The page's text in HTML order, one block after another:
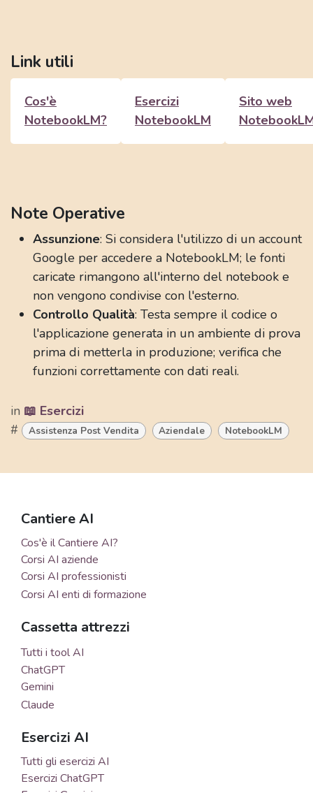
Link utili
Cos'è
NotebookLM?
Esercizi
NotebookLM
Sito web
Note Operative
Assunzione: Si considera l'utilizzo di un account
Google per accedere a NotebookLM; le fonti
caricate rimangono all'interno del notebook e
non vengono condivise con l'esterno.
Controllo Qualità: Testa sempre il codice o
l'applicazione generata in un ambiente di prova
prima di metterla in produzione; verifica che
funzioni correttamente con dati reali.
in 📖 Esercizi
#
Assistenza Post Vendita Aziendale NotebookLM
Cantiere AI
Cos'è il Cantiere AI?
Corsi AI aziende
Corsi AI professionisti
Corsi AI enti di formazione
Cassetta attrezzi
Tutti i tool AI
ChatGPT
Gemini
Claude
Esercizi AI
Tutti gli esercizi AI
Esercizi ChatGPT